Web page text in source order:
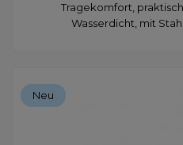
Tragekomfort,
Wasserdicht, mit
Neu